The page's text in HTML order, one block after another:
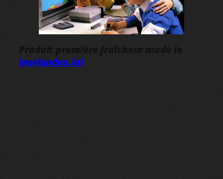
Produit première fraîcheur made in
leorlandos.lol